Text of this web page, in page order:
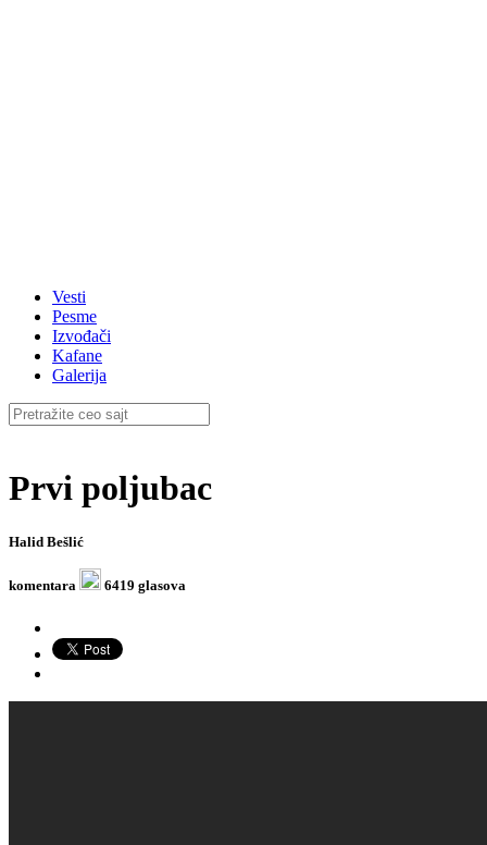
Vesti
Pesme
Izvođači
Kafane
Galerija
Prvi poljubac
Halid Bešlić
komentara 6419 glasova